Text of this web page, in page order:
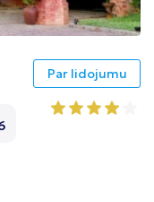
Par lidojumu